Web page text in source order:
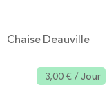
Chaise Deauville
3,00 €/ Jour